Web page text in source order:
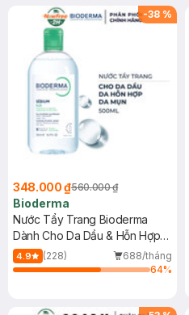
-38 %
348.000 ₫560.000 ₫
Bioderma
Nước Tẩy Trang Bioderma
Dành Cho Da Dầu & Hỗn Hợp
500ml
4.9 (228)
688/tháng
64%